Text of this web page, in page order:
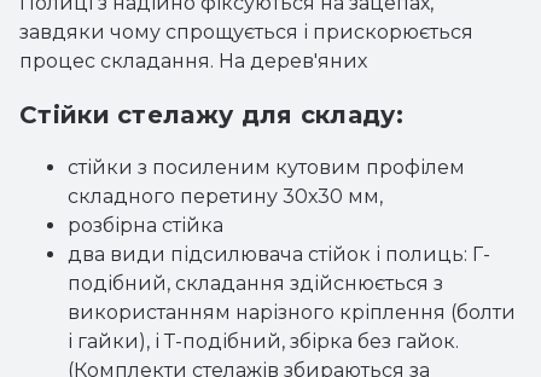
завдяки чому спрощується і прискорюється
процес складання. На дерев'яних
Стійки стелажу для складу:
стійки з посиленим кутовим профілем
складного перетину 30х30 мм,
розбірна стійка
два види підсилювача стійок і полиць: Г-
подібний, складання здійснюється з
використанням нарізного кріплення (болти
і гайки), і Т-подібний, збірка без гайок.
(Комплекти стелажів збираються за